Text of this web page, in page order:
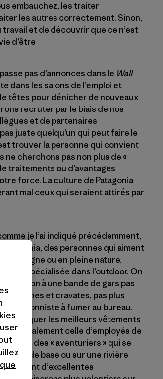
embauchez, les traiter
les autres correctement. Sinon,
et de découvrir que ce n’est
d’être
pas d’annonces dans le Wall
dans les salons de l’emploi et
têtes pour dénicher de nouveaux
recruter par le biais de nos
et de partenaires
juste quelqu’un qui peut faire le
trouver la personne qui convient
ne cherchons pas non plus de «
traitements ou d’avantages
force. La culture de Patagonia
mal ceux qui seraient attirés par
je l’ai indiqué précédemment,
des personnes qui aiment
montagne ou en pleine nature.
spécialisée dans l’outdoor. On
à une bande de gars pas
blanches et cravates, pas plus
à fumer au bureau.
fabriquer les meilleurs vêtements
celle d’employés de
des « aventuriers » qui se
camp de base ou sur une rivière
s’ils ont d’excellentes